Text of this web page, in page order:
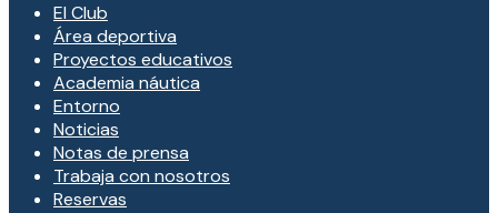
El Club
Área deportiva
Proyectos educativos
Academia náutica
Entorno
Noticias
Notas de prensa
Trabaja con nosotros
Reservas